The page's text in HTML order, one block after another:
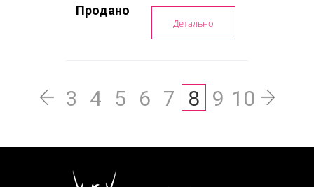
Продано
Детально
3 4 5 6 7 8 9 10